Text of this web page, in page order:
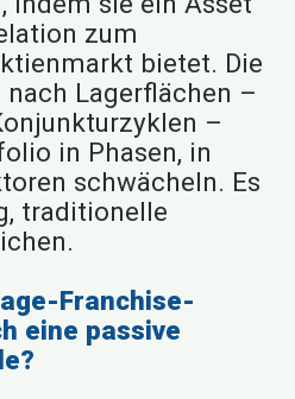
zum
bietet. Die
Lagerflächen –
–
in Phasen, in
schwächeln. Es
traditionelle
Franchise-
eine passive